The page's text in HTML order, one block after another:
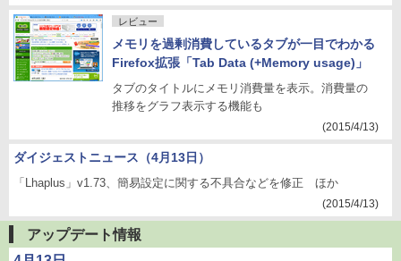
レビュー
メモリを過剰消費しているタブが一目でわかる
Firefox拡張「Tab Data (+Memory usage)」
タブのタイトルにメモリ消費量を表示。消費量の
推移をグラフ表示する機能も
(2015/4/13)
ダイジェストニュース（4月13日）
「Lhaplus」v1.73、簡易設定に関する不具合などを修正 ほか
(2015/4/13)
アップデート情報